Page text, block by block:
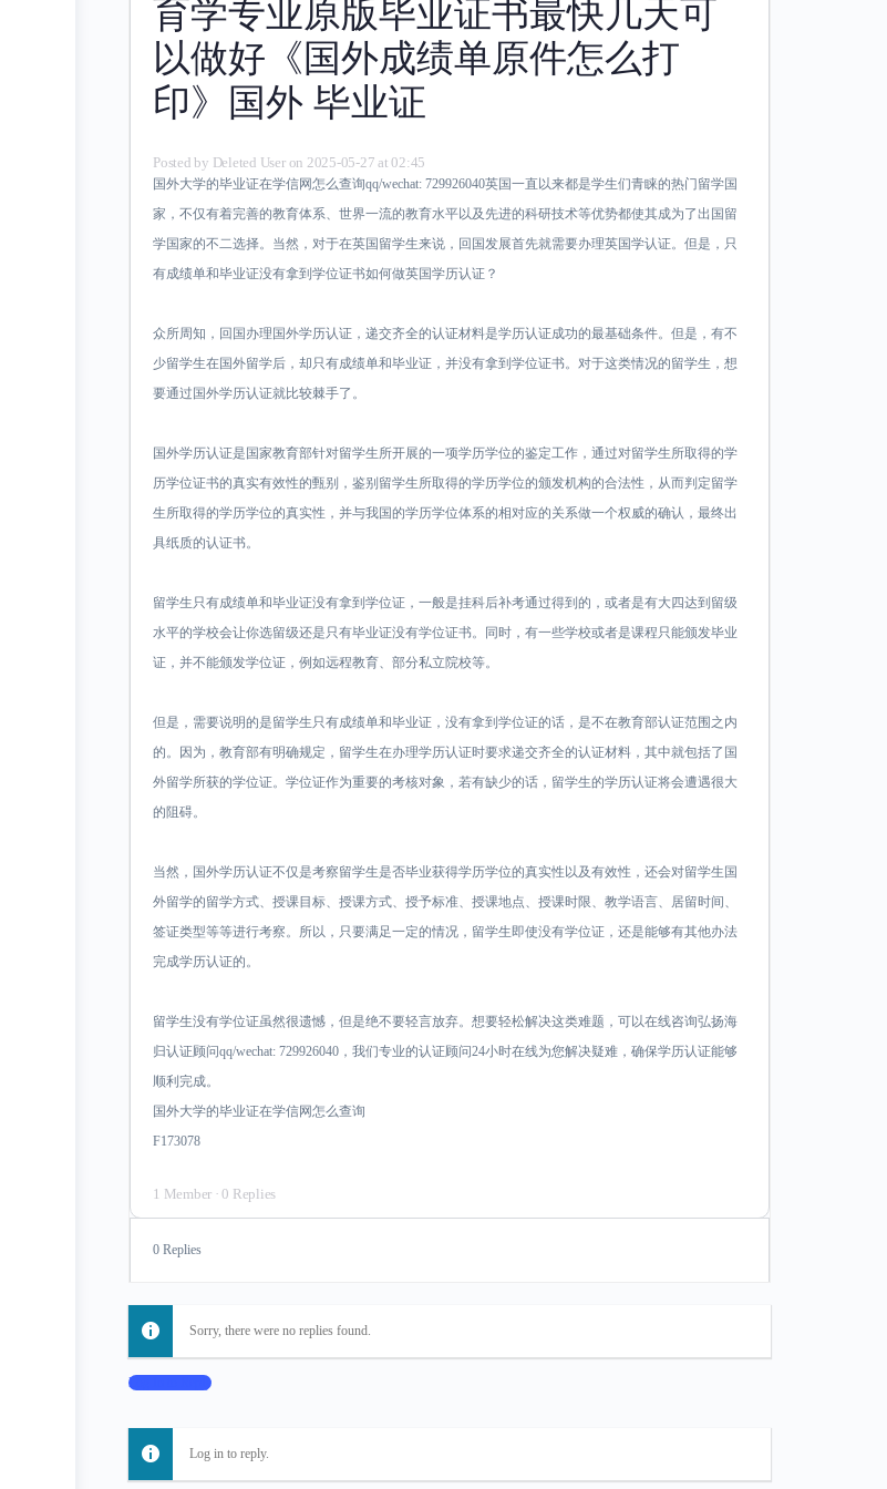
育学专业原版毕业证书最快几天可
以做好《国外成绩单原件怎么打
印》国外 毕业证
Posted by Deleted User on 2025-05-27 at 02:45
国外大学的毕业证在学信网怎么查询qq/wechat: 729926040英国一直以来都是学生们青睐的热门留学国
家，不仅有着完善的教育体系、世界一流的教育水平以及先进的科研技术等优势都使其成为了出国留
学国家的不二选择。当然，对于在英国留学生来说，回国发展首先就需要办理英国学认证。但是，只
有成绩单和毕业证没有拿到学位证书如何做英国学历认证？
众所周知，回国办理国外学历认证，递交齐全的认证材料是学历认证成功的最基础条件。但是，有不
少留学生在国外留学后，却只有成绩单和毕业证，并没有拿到学位证书。对于这类情况的留学生，想
要通过国外学历认证就比较棘手了。
国外学历认证是国家教育部针对留学生所开展的一项学历学位的鉴定工作，通过对留学生所取得的学
历学位证书的真实有效性的甄别，鉴别留学生所取得的学历学位的颁发机构的合法性，从而判定留学
生所取得的学历学位的真实性，并与我国的学历学位体系的相对应的关系做一个权威的确认，最终出
具纸质的认证书。
留学生只有成绩单和毕业证没有拿到学位证，一般是挂科后补考通过得到的，或者是有大四达到留级
水平的学校会让你选留级还是只有毕业证没有学位证书。同时，有一些学校或者是课程只能颁发毕业
证，并不能颁发学位证，例如远程教育、部分私立院校等。
但是，需要说明的是留学生只有成绩单和毕业证，没有拿到学位证的话，是不在教育部认证范围之内
的。因为，教育部有明确规定，留学生在办理学历认证时要求递交齐全的认证材料，其中就包括了国
外留学所获的学位证。学位证作为重要的考核对象，若有缺少的话，留学生的学历认证将会遭遇很大
的阻碍。
当然，国外学历认证不仅是考察留学生是否毕业获得学历学位的真实性以及有效性，还会对留学生国
外留学的留学方式、授课目标、授课方式、授予标准、授课地点、授课时限、教学语言、居留时间、
签证类型等等进行考察。所以，只要满足一定的情况，留学生即使没有学位证，还是能够有其他办法
完成学历认证的。
留学生没有学位证虽然很遗憾，但是绝不要轻言放弃。想要轻松解决这类难题，可以在线咨询弘扬海
归认证顾问qq/wechat: 729926040，我们专业的认证顾问24小时在线为您解决疑难，确保学历认证能够
顺利完成。
国外大学的毕业证在学信网怎么查询
F173078
1 Member · 0 Replies
0 Replies
Sorry, there were no replies found.
Log In to Reply
Log in to reply.